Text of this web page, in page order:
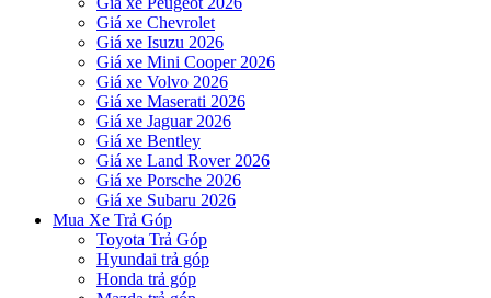
Giá xe Chevrolet
Giá xe Isuzu 2026
Giá xe Mini Cooper 2026
Giá xe Volvo 2026
Giá xe Maserati 2026
Giá xe Jaguar 2026
Giá xe Bentley
Giá xe Land Rover 2026
Giá xe Porsche 2026
Giá xe Subaru 2026
Mua Xe Trả Góp
Toyota Trả Góp
Hyundai trả góp
Honda trả góp